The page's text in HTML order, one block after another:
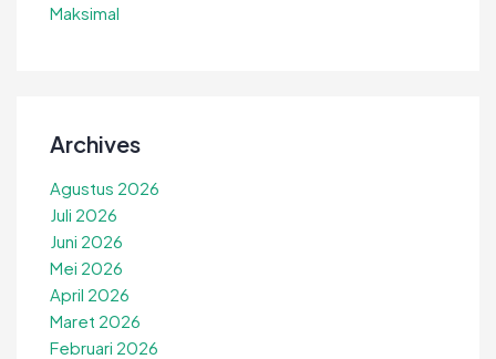
Maksimal
Archives
Agustus 2026
Juli 2026
Juni 2026
Mei 2026
April 2026
Maret 2026
Februari 2026